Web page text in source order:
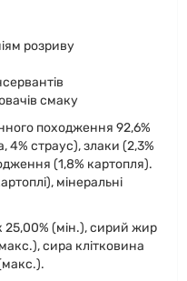
розриву
смаку
походження 92,6%
4% страус), злаки (2,3%
(1,8% картопля).
мінеральні
25,00% (мін.), сирий жир
сира клітковина